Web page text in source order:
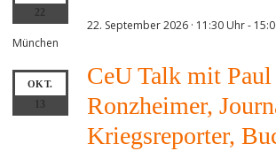
22
22. September 2026 · 11:30 Uhr-
München
OKT.
CeU Talk mit Paul
Ronzheimer,
Kriegsreporter,